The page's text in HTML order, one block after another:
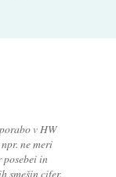
v HW
ne meri
in
smešin cifer.